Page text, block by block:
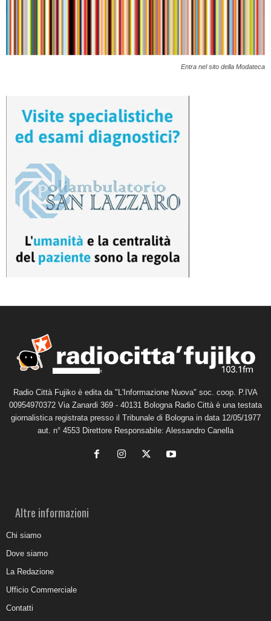
Entra nel sito della Modateca
Radio Città Fujiko è edita da "L'Informazione Nuova" soc. coop. P.IVA
00954970372 Via Zanardi 369 - 40131 Bologna Radio Città è una testata
giornalistica registrata presso il Tribunale di Bologna in data 12/05/1977
aut. n° 4553 Direttore Responsabile: Alessandro Canella
Altre informazioni
Chi siamo
Dove siamo
La Redazione
Ufficio Commerciale
Contatti